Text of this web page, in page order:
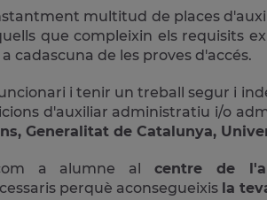
multitud de places
que compleixin els requisits
cadascuna de les proves d'accés.
i tenir un treball segur i
d'auxiliar administratiu i/o
Generalitat de Catalunya,
a alumne alcentre de
perquè aconsegueixis la